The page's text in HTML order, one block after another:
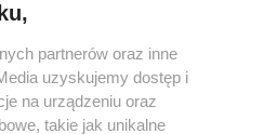
kończy
partnerów oraz inne
uzyskujemy dostęp i
na urządzeniu oraz
takie jak unikalne